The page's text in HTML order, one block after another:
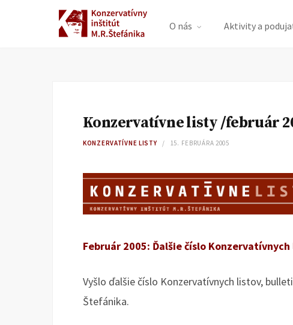
O nás Aktivity a
Konzervatívne listy /február
KONZERVATÍVNE LISTY 15. FEBRUÁRA 2005
Február 2005: Ďalšie číslo
Vyšlo ďalšie číslo Konzervatívnych listov,
Štefánika.